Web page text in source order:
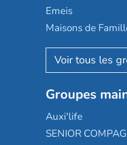
Domusvi
Happy Senior
Aquarelia
Nexity edenea
Les jardins
Occitalia
Appartseniors
Emeis
Maisons de
Korian
Emera
Groupe SOS
Le Noble Âge
Almage
Groupes
Auxi'life
SENIOR